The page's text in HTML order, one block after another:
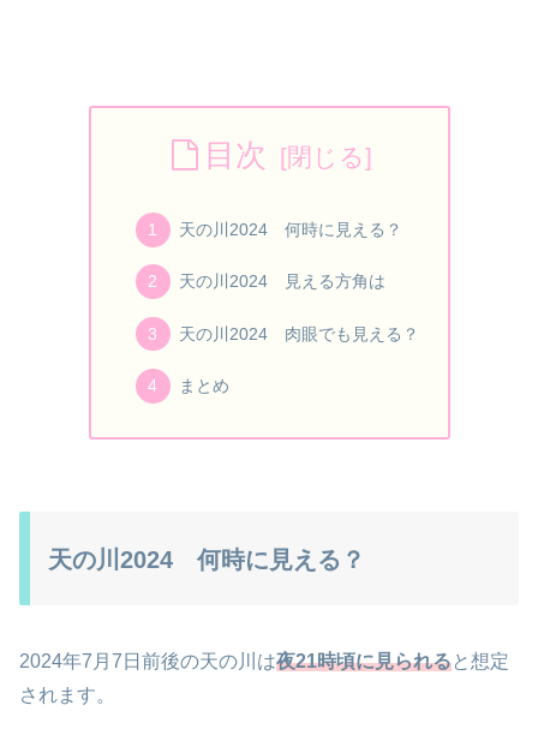
目次
天の川2024 何時に見える？
天の川2024 見える方角は
天の川2024 肉眼でも見える？
まとめ
天の川2024 何時に見える？
2024年7月7日前後の天の川は夜21時頃に見られると想定
されます。